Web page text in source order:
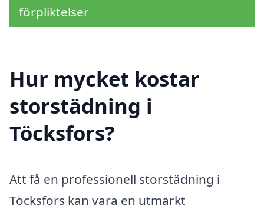
förpliktelser
Hur mycket kostar
storstädning i
Töcksfors?
Att få en professionell storstädning i
Töcksfors kan vara en utmärkt